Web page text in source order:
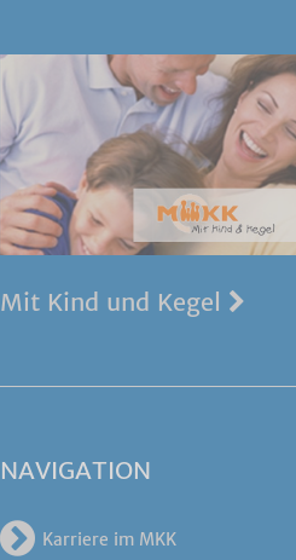
Mit Kind und Kegel
NAVIGATION
Karriere im MKK